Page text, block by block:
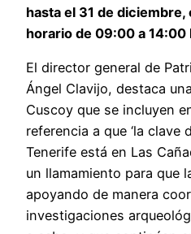
hasta el 31 de diciembre,
horario de 09:00 a 14:00
El director general de
Ángel Clavijo, destaca
Cuscoy que se incluyen
referencia a que ‘la clave
Tenerife está en Las
un llamamiento para que
apoyando de manera
investigaciones